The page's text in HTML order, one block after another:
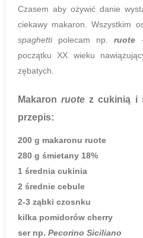
Czasem aby ożywić danie
ciekawy makaron. Wszystkim
spaghettipolecam np.ruote
początku XX wieku
zębatych.
Makaronruote z cukinią i
przepis:
200 g makaronu ruote
280 g śmietany 18%
1 średnia cukinia
2 średnie cebule
2-3 ząbki czosnku
kilka pomidorów cherry
ser np. Pecorino Siciliano